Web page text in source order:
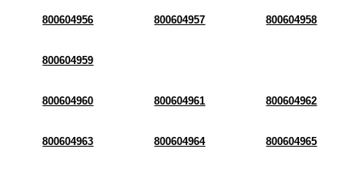
800604956 800604957 800604958
800604959
800604960 800604961 800604962
800604963 800604964 800604965